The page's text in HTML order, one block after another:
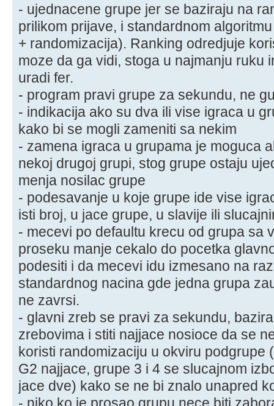
- ujednacene grupe jer se baziraju na
prilikom prijave, i standardnom
+ randomizacija). Ranking odredjuje
moze da ga vidi, stoga u najmanju ruku
uradi fer.
- program pravi grupe za sekundu, ne
- indikacija ako su dva ili vise igraca u
kako bi se mogli zameniti sa nekim
- zamena igraca u grupama je moguca
nekoj drugoj grupi, stog grupe ostaju
menja nosilac grupe
- podesavanje u koje grupe ide vise
isti broj, u jace grupe, u slavije ili
- mecevi po defaultu krecu od grupa sa
proseku manje cekalo do pocetka
podesiti i da mecevi idu izmesano na
standardnog nacina gde jedna grupa
ne zavrsi.
- glavni zreb se pravi za sekundu,
zrebovima i stiti najjace nosioce da se
koristi randomizaciju u okviru podgrupe
G2 najjace, grupe 3 i 4 se slucajnom
jace dve) kako se ne bi znalo unapred
- niko ko je prosao grupu nece biti